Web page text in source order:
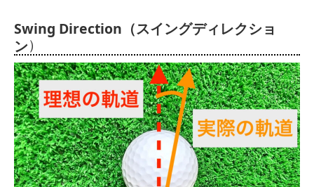
Swing Direction（スイングディレクショ
ン）